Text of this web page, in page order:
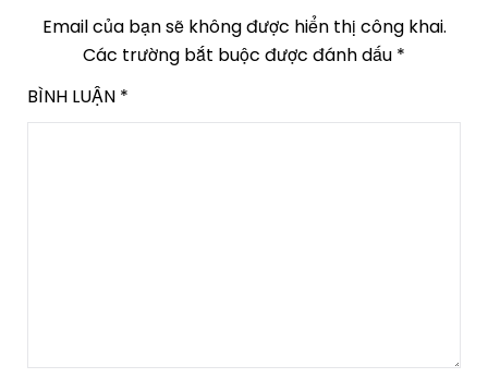
Email của bạn sẽ không được hiển thị công khai.
Các trường bắt buộc được đánh dấu *
BÌNH LUẬN *